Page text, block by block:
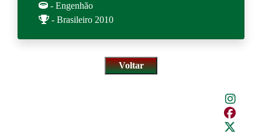
- Engenhão
- Brasileiro 2010